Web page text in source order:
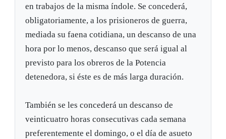
en trabajos de la misma índole. Se concederá,
obligatoriamente, a los prisioneros de guerra,
mediada su faena cotidiana, un descanso de una
hora por lo menos, descanso que será igual al
previsto para los obreros de la Potencia
detenedora, si éste es de más larga duración.
También se les concederá un descanso de
veinticuatro horas consecutivas cada semana
preferentemente el domingo, o el día de asueto